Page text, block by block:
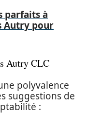
parfaits à
Autry pour
Autry CLC
polyvalence
suggestions de
: